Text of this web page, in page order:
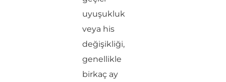
uyuşukluk
veya his
değişikliği,
genellikle
birkaç ay